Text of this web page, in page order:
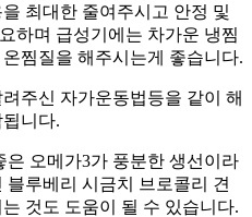
최대한 줄여주시고 안정 및
하며 급성기에는 차가운 냉찜
찜질을 해주시는게 좋습니다.
주신 자가운동법등을 같이 해
니다.
은 오메가3가 풍분한 생선이라
블루베리 시금치 브로콜리 견
것도 도움이 될 수 있습니다.